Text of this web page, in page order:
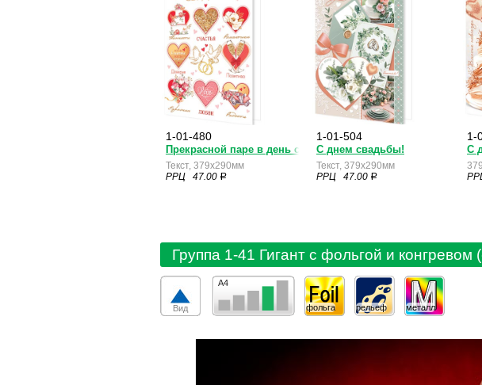
1-01-480
Прекрасной паре в день свадьбы
Текст, 379x290мм
РРЦ 47.00 a
1-01-504
С днем свадьбы!
Текст, 379x290мм
РРЦ 47.00 a
1-
С
Группа 1-41 Гигант с фольгой и конгревом
Вид
А4
фольга рельеф металл